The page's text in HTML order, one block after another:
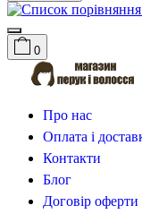
0
Про нас
Оплата і
Контакти
Блог
Договір оферти